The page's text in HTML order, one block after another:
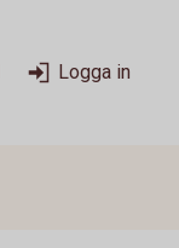
Logga in